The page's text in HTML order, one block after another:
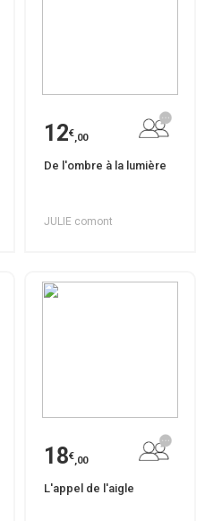
12€,00
De l'ombre à la lumière
JULIE comont
18€,00
L'appel de l'aigle